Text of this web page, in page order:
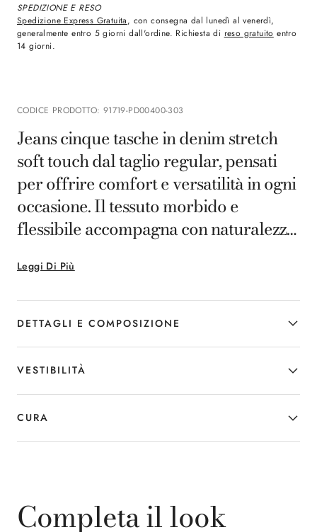
SPEDIZIONE E RESO
Spedizione Express Gratuita, con consegna dal lunedì al venerdì,
generalmente entro 5 giorni dall'ordine. Richiesta di reso gratuito entro
14 giorni.
CODICE PRODOTTO: 91719-PD00400-303
Leggi Di Più
Jeans cinque tasche in denim stretch
soft touch dal taglio regular, pensati
per offrire comfort e versatilità in ogni
occasione. Il tessuto morbido e
flessibile accompagna con naturalezza
vestibilità sempre ineccepibile. Un
modello essenziale e contemporaneo
che accompagna l’uomo moderno nei
momenti casual, unendo stile e
funzionalità con discreta eleganza.
DETTAGLI E COMPOSIZIONE
VESTIBILITÀ
CURA
Completa il look